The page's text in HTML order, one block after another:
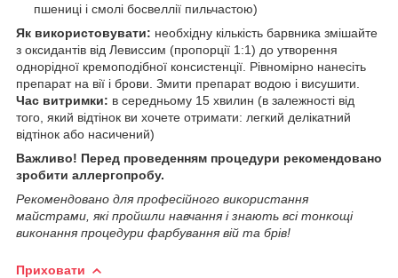
пшениці і смолі босвеллії пильчастою)
Як використовувати: необхідну кількість барвника змішайте
з оксидантів від Левиссим (пропорції 1:1) до утворення
однорідної кремоподібної консистенції. Рівномірно нанесіть
препарат на вії і брови. Змити препарат водою і висушити.
Час витримки: в середньому 15 хвилин (в залежності від
того, який відтінок ви хочете отримати: легкий делікатний
відтінок або насичений)
Важливо! Перед проведенням процедури рекомендовано
зробити аллергопробу.
Рекомендовано для професійного використання
майстрами, які пройшли навчання і знають всі тонкощі
виконання процедури фарбування вій та брів!
Приховати